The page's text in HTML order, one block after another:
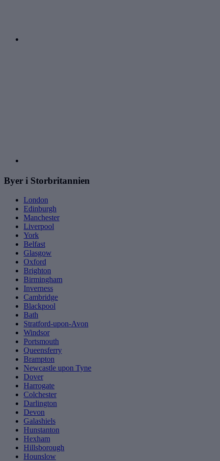
Byer i Storbritannien
London
Edinburgh
Manchester
Liverpool
York
Belfast
Glasgow
Oxford
Brighton
Birmingham
Inverness
Cambridge
Blackpool
Bath
Stratford-upon-Avon
Windsor
Portsmouth
Queensferry
Brampton
Newcastle upon Tyne
Dover
Harrogate
Colchester
Darlington
Devon
Galashiels
Hunstanton
Hexham
Hillsborough
Hounslow